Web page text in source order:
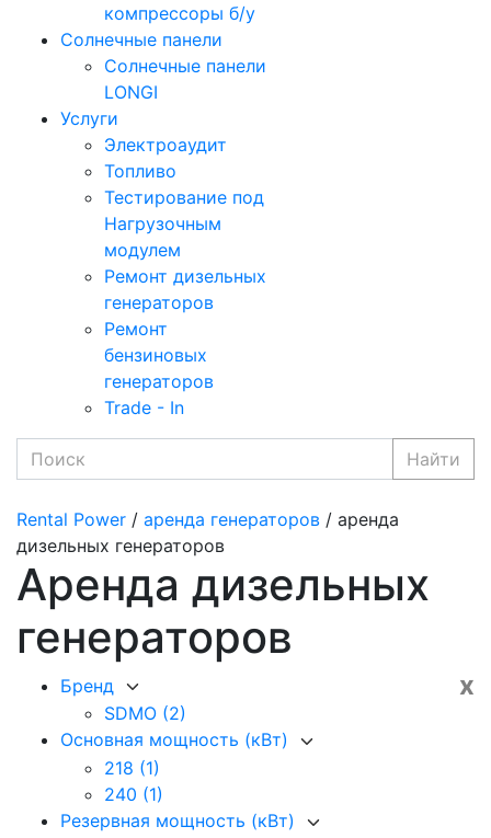
компрессоры б/у
Солнечные панели
Солнечные панели
LONGI
Услуги
Электроаудит
Топливо
Тестирование под
Нагрузочным
модулем
Ремонт дизельных
генераторов
Ремонт
бензиновых
генераторов
Trade - In
Найти
Rental Power / аренда генераторов / аренда
дизельных генераторов
Аренда дизельных
генераторов
x
Бренд
SDMO (2)
Основная мощность (кВт)
218 (1)
240 (1)
Резервная мощность (кВт)